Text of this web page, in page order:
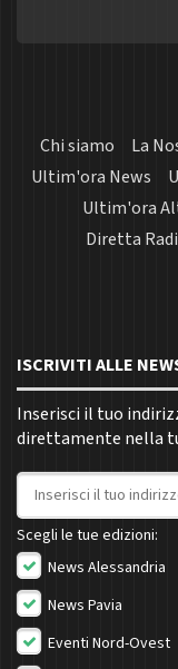
Chi siamo La
Ultim'ora News
Ultim'ora
Diretta
ISCRIVITI ALLE
Inserisci il tuo
direttamente nella
Indirizzo email
Scegli le tue edizioni:
News Alessandria
News Pavia
Eventi Nord-Ovest